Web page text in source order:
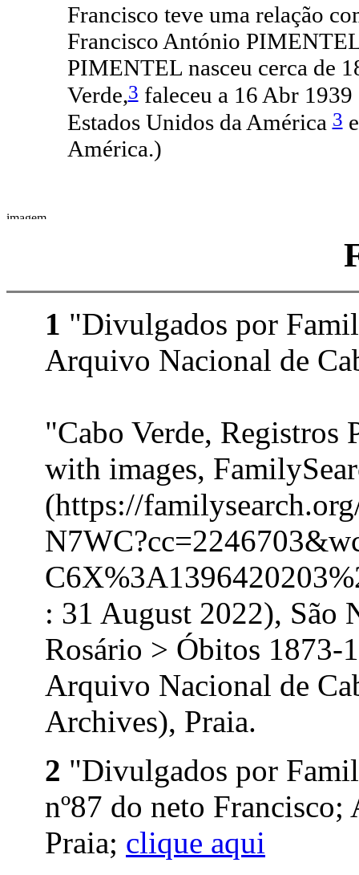
Francisco teve uma relação
Francisco António
PIMENTEL nasceu cerca de
Verde,3faleceu a 16 Abr 1939
Estados Unidos da América3e
América.)
1 "Divulgados por
Arquivo Nacional de
"Cabo Verde, Registros
with images,
(https://
: 31 August 2022), São
Rosário > Óbitos 1873-
Arquivo Nacional de
Archives), Praia.
2 "Divulgados por
nº87 do neto
Praia; clique aqui